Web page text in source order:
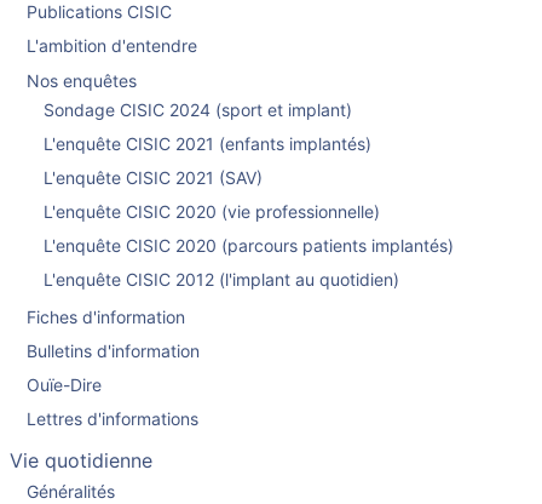
Publications CISIC
L'ambition d'entendre
Nos enquêtes
Sondage CISIC 2024 (sport et implant)
L'enquête CISIC 2021 (enfants implantés)
L'enquête CISIC 2021 (SAV)
L'enquête CISIC 2020 (vie professionnelle)
L'enquête CISIC 2020 (parcours patients implantés)
L'enquête CISIC 2012 (l'implant au quotidien)
Fiches d'information
Bulletins d'information
Ouïe-Dire
Lettres d'informations
Vie quotidienne
Généralités